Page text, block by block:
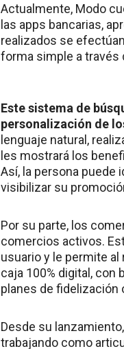
Actualmente, Modo
las apps bancarias,
realizados se
forma simple a través
Este sistema de
personalización de
lenguaje natural,
les mostrará los
Así, la persona puede
visibilizar su
Por su parte, los
comercios activos.
usuario y le permite
caja 100% digital,
planes de
Desde su
trabajando como